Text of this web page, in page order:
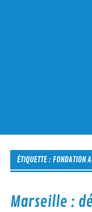
ÉTIQUETTE : FONDATION
Marseille :